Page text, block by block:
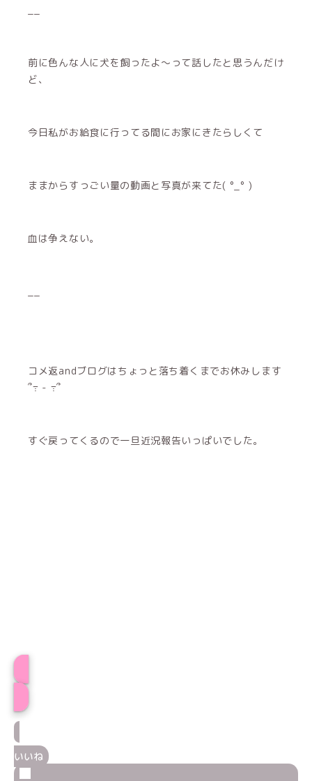
前に色んな人に犬を飼ったよ～って話したと思うんだけ
ど、
今日私がお給食に行ってる間にお家にきたらしくて
ままからすっごい量の動画と写真が来てた( °_° )
血は争えない。
コメ返andブログはちょっと落ち着くまでお休みします
՞߹ - ߹՞
すぐ戻ってくるので一旦近況報告いっぱいでした。
いいね